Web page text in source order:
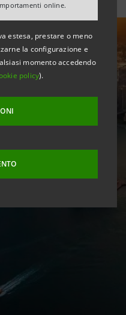
online.
estesa, prestare o meno
la configurazione e
momento accedendo
policy).